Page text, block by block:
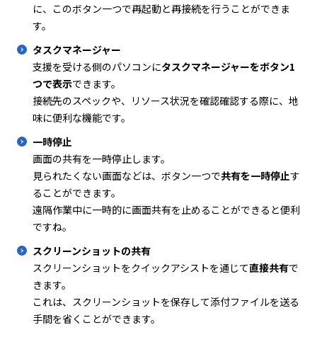
に、このボタン一つで再起動と再接続を行うことができま
す。
タスクマネージャー
支援を受ける側のパソコンにタスクマネージャーをボタン1
つで表示できます。
接続先のスペックや、リソース状況を確認確認する際に、地
味に便利な機能です。
一時停止
画面の共有を一時停止します。
見られたくない画面などは、ボタン一つで共有を一時停止す
ることができます。
遠隔作業中に一時的に画面共有を止めることができると便利
ですね。
スクリーンショットの共有
スクリーンショットをクイックアシストを通じて直接共有で
きます。
これは、スクリーンショットを保存して添付ファイルを送る
手間を省くことができます。